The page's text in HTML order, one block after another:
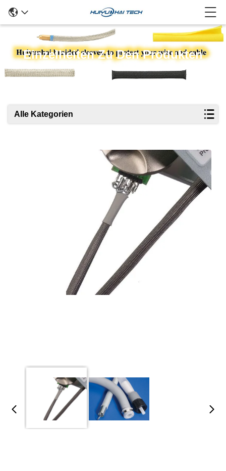
Einzelheiten Zu Den Produkten
Alle Kategorien